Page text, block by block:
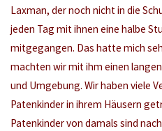
Laxman, der noch nicht in die
jeden Tag mit ihnen eine halbe
mitgegangen. Das hatte mich
machten wir mit ihm einen
und Umgebung. Wir haben viele
Patenkinder in ihrem Häusern
Patenkinder von damals sind